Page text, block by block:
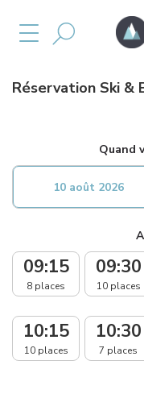
Réservation Ski &
Quand
10 août 2026
09:15
8 places
09:30
10 places
10:15
10 places
10:30
7 places